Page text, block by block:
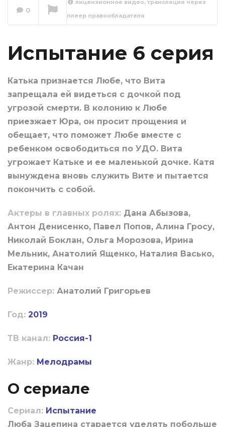
0
лицензионное видео, трансляция через
плеер правообладателя
Испытание 6 серия
Катька признается Любе, что Вита
запрещала ей видеться с дочкой под
угрозой смерти. В колонию к Любе
приезжает Юра, он просит прощения и
обещает, что поможет Любе вместе с
ребенком освободиться по УДО. Вита
угрожает Катьке и ее маленькой дочке. Катя
вынуждена вновь служить Вите и пытается
покончить с собой.
Актеры в главных ролях: Дана Абызова,
Антон Денисенко, Павел Попов, Алина Гросу,
Николай Боклан, Ольга Морозова, Ирина
Мельник, Анатолий Ященко, Наталия Васько,
Екатерина Качан
Режиссер: Анатолий Григорьев
Год: 2019
ТВ канал: Россия-1
Жанр: Мелодрамы
О сериале
Сериал: Испытание
Люба Зацепина старается уделять побольше